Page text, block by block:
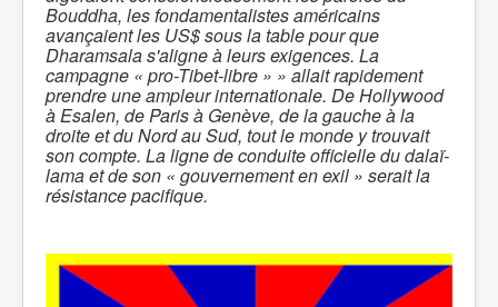
Bouddha, les fondamentalistes américains
avançaient les US$ sous la table pour que
Dharamsala s'aligne à leurs exigences. La
campagne « pro-Tibet-libre » » allait rapidement
prendre une ampleur internationale. De Hollywood
à Esalen, de Paris à Genève, de la gauche à la
droite et du Nord au Sud, tout le monde y trouvait
son compte. La ligne de conduite officielle du dalaï-
lama et de son « gouvernement en exil » serait la
résistance pacifique.